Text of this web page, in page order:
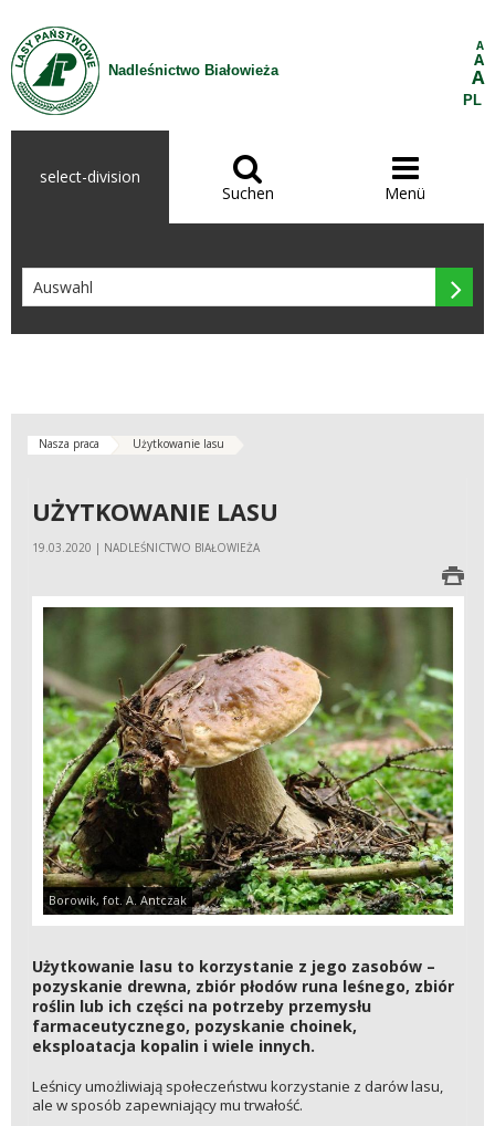
Zum Inhalt wechseln
Nadleśnictwo Białowieża
A
A
A
PL
select-division 
Suchen

Menü

Nasza praca Użytkowanie lasu
UŻYTKOWANIE LASU
19.03.2020 | NADLEŚNICTWO BIAŁOWIEŻA
Borowik, fot. A. Antczak
Użytkowanie lasu to korzystanie z jego zasobów –
pozyskanie drewna, zbiór płodów runa leśnego, zbiór
roślin lub ich części na potrzeby przemysłu
farmaceutycznego, pozyskanie choinek,
eksploatacja kopalin i wiele innych.
Leśnicy umożliwiają społeczeństwu korzystanie z darów lasu,
ale w sposób zapewniający mu trwałość.